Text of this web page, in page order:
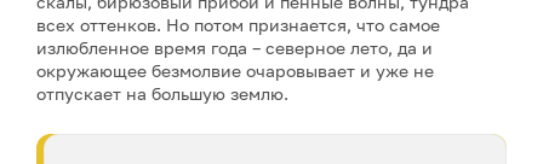
всех оттенков. Но потом признается, что самое
излюбленное время года – северное лето, да и
окружающее безмолвие очаровывает и уже не
отпускает на большую землю.